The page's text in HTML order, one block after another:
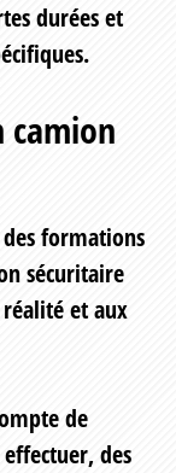
durées et
camion
formations
sécuritaire
réalité et aux
de
des